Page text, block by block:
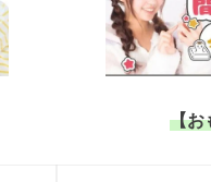
【お